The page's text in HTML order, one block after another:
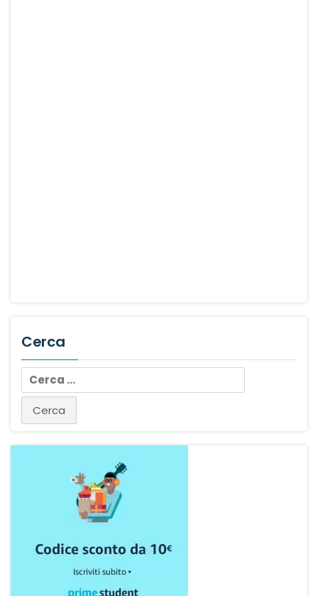
Cerca
Ricerca
per: